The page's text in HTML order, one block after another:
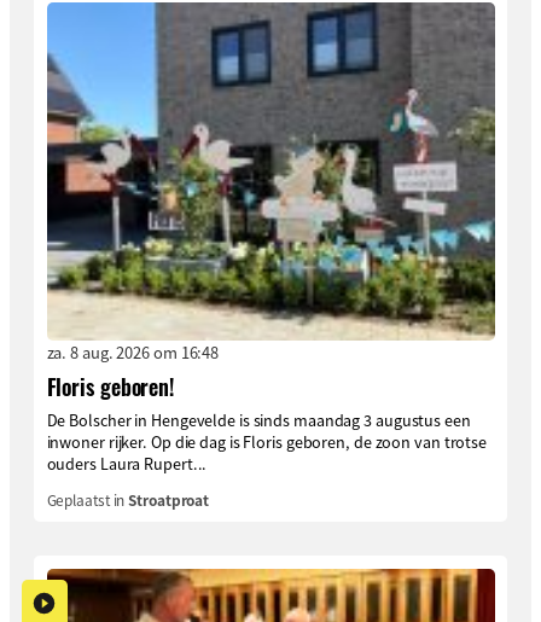
za. 8 aug. 2026 om 16:48
Floris geboren!
De Bolscher in Hengevelde is sinds maandag 3 augustus een
inwoner rijker. Op die dag is Floris geboren, de zoon van trotse
ouders Laura Rupert...
Geplaatst inStroatproat